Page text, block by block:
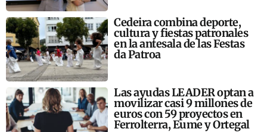
Cedeira combina deporte,
cultura y fiestas patronales
en la antesala de las Festas
da Patroa
Las ayudas LEADER optan a
movilizar casi 9 millones de
euros con 59 proyectos en
Ferrolterra, Eume y Ortegal